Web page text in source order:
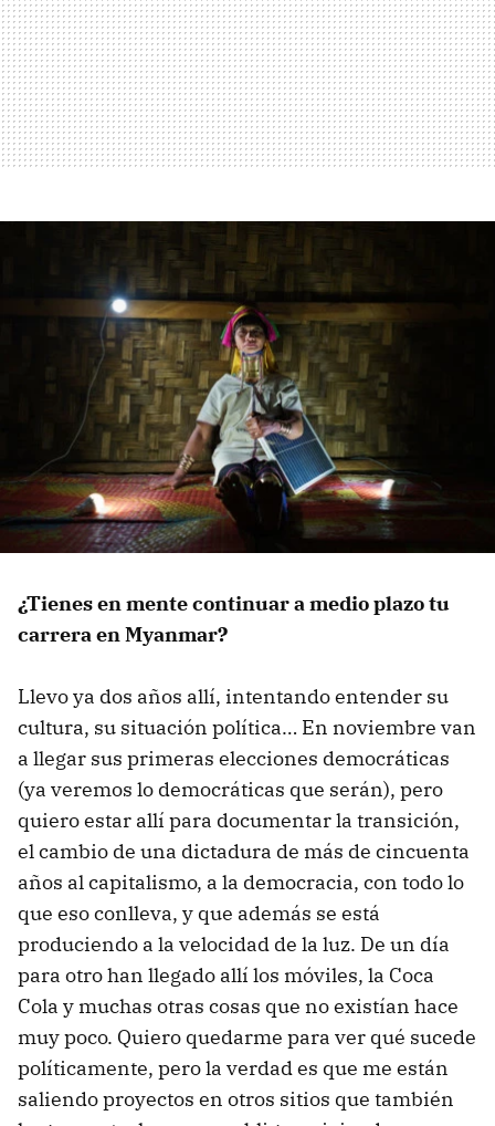
¿Tienes en mente continuar a medio plazo tu
carrera en Myanmar?
Llevo ya dos años allí, intentando entender su
cultura, su situación política… En noviembre van
a llegar sus primeras elecciones democráticas
(ya veremos lo democráticas que serán), pero
quiero estar allí para documentar la transición,
el cambio de una dictadura de más de cincuenta
años al capitalismo, a la democracia, con todo lo
que eso conlleva, y que además se está
produciendo a la velocidad de la luz. De un día
para otro han llegado allí los móviles, la Coca
Cola y muchas otras cosas que no existían hace
muy poco. Quiero quedarme para ver qué sucede
políticamente, pero la verdad es que me están
saliendo proyectos en otros sitios que también